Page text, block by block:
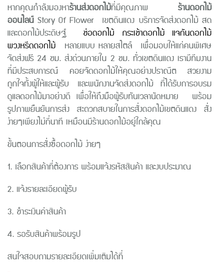
หากคุณกำลังมองหาร้านส่งดอกไม้ที่มีคุณภาพ
ร้านดอกไม้
ออนไลน์ Story Of Flower เขตดินแดง บริการจัดส่งดอกไม้ สด
และดอกไม้ประดิษฐ์ ช่อดอกไม้ กระเช้าดอกไม้ แจกันดอกไม้
พวงหรีดดอกไม้ หลายแบบ หลายสไตล์ เพื่อมอบให้แก่คนพิเศษ
จัดส่งฟรี 24 ชม. ส่งด่วนภายใน 2 ชม. ทั่วเขตดินแดง เรามีทีมงาน
ที่มีประสบการณ์ คอยจัดดอกไม้ให้คุณอย่างปราณีต สวยงาม
ถูกใจทั้งผู้ให้และผู้รับ และพนักงานจัดส่งดอกไม้ ที่ได้รับการอบรม
ดูแลดอกไม้มาอย่างดี เพื่อให้ถึงมือผู้รับทันเวลานัดหมาย พร้อม
รูปภาพยืนยันการส่ง สะดวกสบายในการสั่งดอกไม้เขตดินแดง สั่ง
ง่ายๆเพียงไม่กี่นาที เหมือนมีร้านดอกไม้อยู่ใกล้คุณ
ขั้นตอนการสั่งซื้อดอกไม้ ง่ายๆ
1. เลือกสินค้าที่ต้องการ พร้อมแจ้งรหัสสินค้า และงบประมาณ
2. แจ้งรายละเอียดผู้รับ
3. ชำระเงินค่าสินค้า
4. รอรับสินค้าพร้อมรูป
สนใจสอบถามรายละเอียดเพิ่มเติมได้ที่